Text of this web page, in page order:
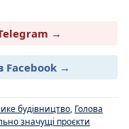
→
Facebook →
будівництво, Голова
значущі проєкти